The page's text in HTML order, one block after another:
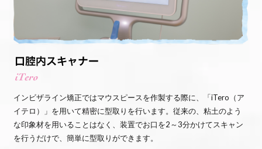
インビザライン矯正ではマウスピースを作製する際に、「iTero（ア
イテロ）」を用いて精密に型取りを行います。従来の、粘土のよう
な印象材を用いることはなく、装置でお口を2～3分かけてスキャン
を行うだけで、簡単に型取りができます。